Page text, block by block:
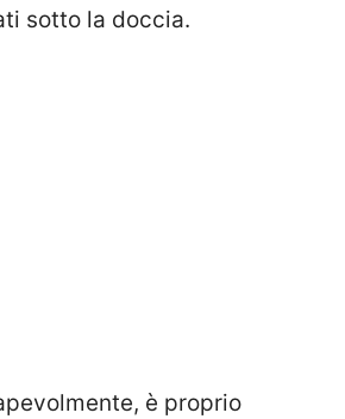
sotto la doccia.
è proprio